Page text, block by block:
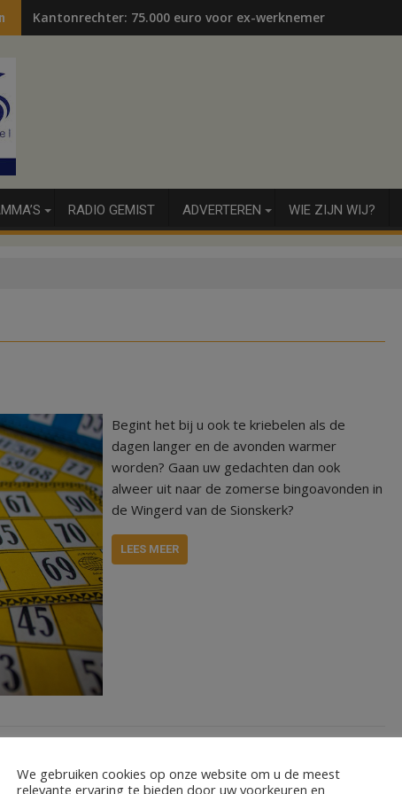
Kantonrechter: 75.000 euro voor ex-werknemers
RADIO GEMIST ADVERTEREN WIE ZIJN WIJ?
Begint het bij u ook te kriebelen als de
dagen langer en de avonden warmer
worden? Gaan uw gedachten dan ook
alweer uit naar de zomerse bingoavonden in
de Wingerd van de Sionskerk?
LEES MEER
We gebruiken cookies op onze website om u de meest
relevante ervaring te bieden door uw voorkeuren en